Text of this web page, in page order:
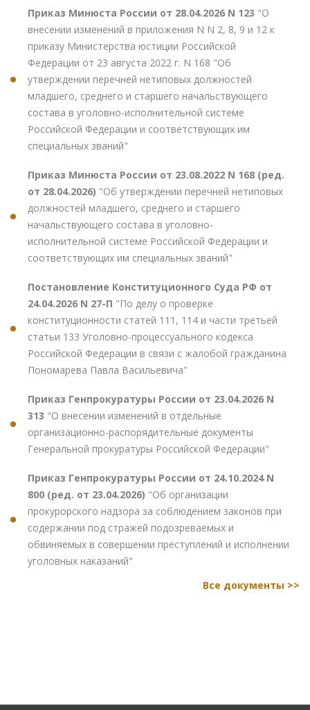
Приказ Минюста России от 28.04.2026 N 123 "О
внесении изменений в приложения N N 2, 8, 9 и 12 к
приказу Министерства юстиции Российской
Федерации от 23 августа 2022 г. N 168 "Об
утверждении перечней нетиповых должностей
младшего, среднего и старшего начальствующего
состава в уголовно-исполнительной системе
Российской Федерации и соответствующих им
специальных званий"
Приказ Минюста России от 23.08.2022 N 168 (ред.
от 28.04.2026) "Об утверждении перечней нетиповых
должностей младшего, среднего и старшего
начальствующего состава в уголовно-
исполнительной системе Российской Федерации и
соответствующих им специальных званий"
Постановление Конституционного Суда РФ от
24.04.2026 N 27-П "По делу о проверке
конституционности статей 111, 114 и части третьей
статьи 133 Уголовно-процессуального кодекса
Российской Федерации в связи с жалобой гражданина
Пономарева Павла Васильевича"
Приказ Генпрокуратуры России от 23.04.2026 N
313 "О внесении изменений в отдельные
организационно-распорядительные документы
Генеральной прокуратуры Российской Федерации"
Приказ Генпрокуратуры России от 24.10.2024 N
800 (ред. от 23.04.2026) "Об организации
прокурорского надзора за соблюдением законов при
содержании под стражей подозреваемых и
обвиняемых в совершении преступлений и исполнении
уголовных наказаний"
Все документы >>